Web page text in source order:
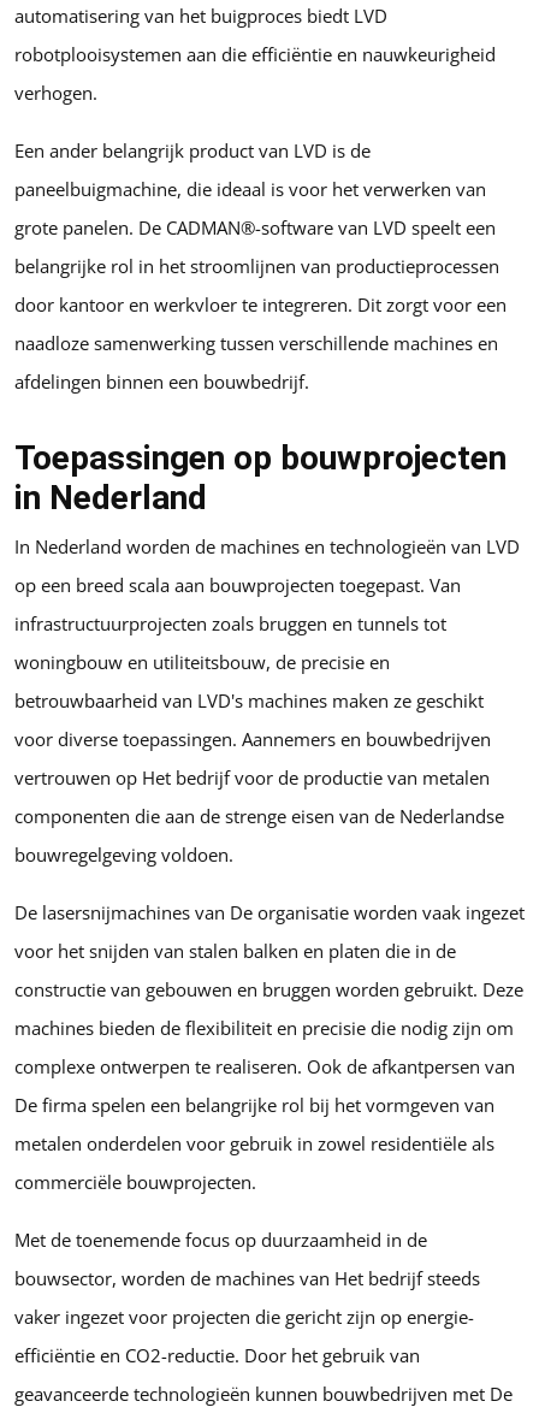
automatisering van het buigproces biedt LVD
robotplooisystemen aan die efficiëntie en nauwkeurigheid
verhogen.
Een ander belangrijk product van LVD is de
paneelbuigmachine, die ideaal is voor het verwerken van
grote panelen. De CADMAN®-software van LVD speelt een
belangrijke rol in het stroomlijnen van productieprocessen
door kantoor en werkvloer te integreren. Dit zorgt voor een
naadloze samenwerking tussen verschillende machines en
afdelingen binnen een bouwbedrijf.
Toepassingen op bouwprojecten
in Nederland
In Nederland worden de machines en technologieën van LVD
op een breed scala aan bouwprojecten toegepast. Van
infrastructuurprojecten zoals bruggen en tunnels tot
woningbouw en utiliteitsbouw, de precisie en
betrouwbaarheid van LVD's machines maken ze geschikt
voor diverse toepassingen. Aannemers en bouwbedrijven
vertrouwen op Het bedrijf voor de productie van metalen
componenten die aan de strenge eisen van de Nederlandse
bouwregelgeving voldoen.
De lasersnijmachines van De organisatie worden vaak ingezet
voor het snijden van stalen balken en platen die in de
constructie van gebouwen en bruggen worden gebruikt. Deze
machines bieden de flexibiliteit en precisie die nodig zijn om
complexe ontwerpen te realiseren. Ook de afkantpersen van
De firma spelen een belangrijke rol bij het vormgeven van
metalen onderdelen voor gebruik in zowel residentiële als
commerciële bouwprojecten.
Met de toenemende focus op duurzaamheid in de
bouwsector, worden de machines van Het bedrijf steeds
vaker ingezet voor projecten die gericht zijn op energie-
efficiëntie en CO2-reductie. Door het gebruik van
geavanceerde technologieën kunnen bouwbedrijven met De